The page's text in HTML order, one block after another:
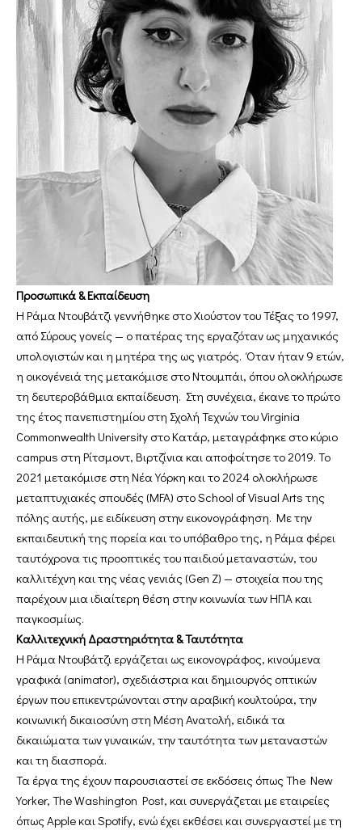
Προσωπικά & Εκπαίδευση
Η Ράμα Ντουβάτζι γεννήθηκε στο Χιούστον του Τέξας το 1997,
από Σύρους γονείς — ο πατέρας της εργαζόταν ως μηχανικός
υπολογιστών και η μητέρα της ως γιατρός. Όταν ήταν 9 ετών,
η οικογένειά της μετακόμισε στο Ντουμπάι, όπου ολοκλήρωσε
τη δευτεροβάθμια εκπαίδευση. Στη συνέχεια, έκανε το πρώτο
της έτος πανεπιστημίου στη Σχολή Τεχνών του Virginia
Commonwealth University στο Κατάρ, μεταγράφηκε στο κύριο
campus στη Ρίτσμοντ, Βιρτζίνια και αποφοίτησε το 2019. Το
2021 μετακόμισε στη Νέα Υόρκη και το 2024 ολοκλήρωσε
μεταπτυχιακές σπουδές (MFA) στο School of Visual Arts της
πόλης αυτής, με ειδίκευση στην εικονογράφηση. Με την
εκπαιδευτική της πορεία και το υπόβαθρο της, η Ράμα φέρει
ταυτόχρονα τις προοπτικές του παιδιού μεταναστών, του
καλλιτέχνη και της νέας γενιάς (Gen Z) — στοιχεία που της
παρέχουν μια ιδιαίτερη θέση στην κοινωνία των ΗΠΑ και
παγκοσμίως.
Καλλιτεχνική Δραστηριότητα & Ταυτότητα
Η Ράμα Ντουβάτζι εργάζεται ως εικονογράφος, κινούμενα
γραφικά (animator), σχεδιάστρια και δημιουργός οπτικών
έργων που επικεντρώνονται στην αραβική κουλτούρα, την
κοινωνική δικαιοσύνη στη Μέση Ανατολή, ειδικά τα
δικαιώματα των γυναικών, την ταυτότητα των μεταναστών
και τη διασπορά.
Τα έργα της έχουν παρουσιαστεί σε εκδόσεις όπως The New
Yorker, The Washington Post, και συνεργάζεται με εταιρείες
όπως Apple και Spotify, ενώ έχει εκθέσει και συνεργαστεί με τη